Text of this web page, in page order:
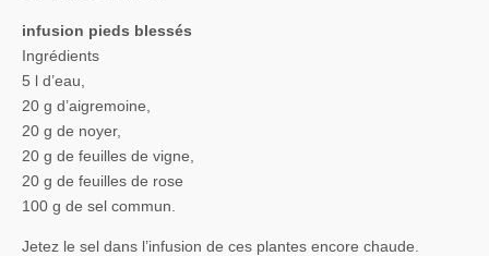
infusion pieds blessés
Ingrédients
5 l d’eau,
20 g d’aigremoine,
20 g de noyer,
20 g de feuilles de vigne,
20 g de feuilles de rose
100 g de sel commun.
Jetez le sel dans l’infusion de ces plantes encore chaude.